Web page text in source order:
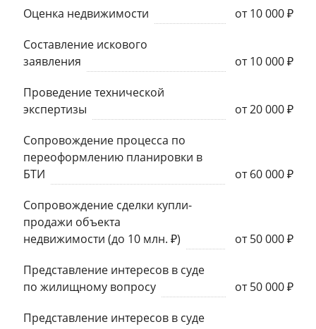
Оценка недвижимости
от 10 000 ₽
Составление искового
заявления
от 10 000 ₽
Проведение технической
экспертизы
от 20 000 ₽
Сопровождение процесса по
переоформлению планировки в
БТИ
от 60 000 ₽
Сопровождение сделки купли-
продажи объекта
недвижимости (до 10 млн. ₽)
от 50 000 ₽
Представление интересов в суде
по жилищному вопросу
от 50 000 ₽
Представление интересов в суде